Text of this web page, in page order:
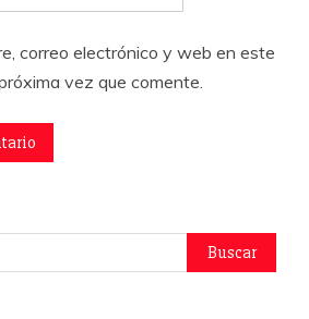
correo electrónico y web en este
vez que comente.